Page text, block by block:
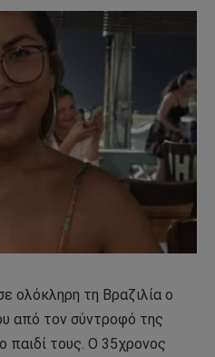
ολόκληρη τη Βραζιλία ο
από τον σύντροφό της
παιδί τους. Ο 35χρονος